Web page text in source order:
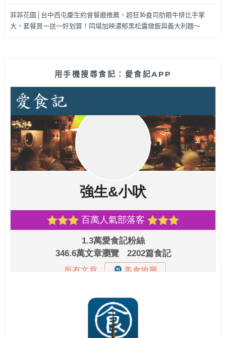
菲菲花園│台中西屯慶生約會餐廳推薦，超狂16盎司肋眼牛排比手掌
大，套餐買一送一好划算！同場加映濃郁黑松露燉飯與義大利麵～
用手機搜尋食記：愛食記APP